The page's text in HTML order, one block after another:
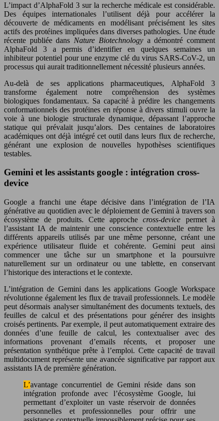
L’impact d’AlphaFold 3 sur la recherche médicale est considérable.
Des équipes internationales l’utilisent déjà pour accélérer la
découverte de médicaments en modélisant précisément les sites
actifs des protéines impliquées dans diverses pathologies. Une étude
récente publiée dans Nature Biotechnologya démontré comment
AlphaFold 3 a permis d’identifier en quelques semaines un
inhibiteur potentiel pour une enzyme clé du virus SARS-CoV-2, un
processus qui aurait traditionnellement nécessité plusieurs années.
Au-delà de ses applications pharmaceutiques, AlphaFold 3
transforme également notre compréhension des systèmes
biologiques fondamentaux. Sa capacité à prédire les changements
conformationnels des protéines en réponse à divers stimuli ouvre la
voie à une biologie structurale dynamique, dépassant l’approche
statique qui prévalait jusqu’alors. Des centaines de laboratoires
académiques ont déjà intégré cet outil dans leurs flux de recherche,
générant une explosion de nouvelles hypothèses scientifiques
testables.
Gemini et les assistants google : intégration cross-
device
Google a franchi une étape décisive dans l’intégration de l’IA
générative au quotidien avec le déploiement de Gemini à travers son
écosystème de produits. Cette approchecross-device permet à
l’assistant IA de maintenir une conscience contextuelle entre les
différents appareils utilisés par une même personne, créant une
expérience utilisateur fluide et cohérente. Gemini peut ainsi
commencer une tâche sur un smartphone et la poursuivre
naturellement sur un ordinateur ou une tablette, en conservant
l’historique des interactions et le contexte.
L’intégration de Gemini dans les applications Google Workspace
révolutionne également les flux de travail professionnels. Le modèle
peut désormais analyser simultanément des documents textuels, des
feuilles de calcul et des présentations pour générer des insights
croisés pertinents. Par exemple, il peut automatiquement extraire des
données d’une feuille de calcul, les contextualiser avec des
informations provenant d’emails récents, et proposer une
présentation synthétique prête à l’emploi. Cette capacité de travail
multidocument représente une avancée significative par rapport aux
assistants IA de première génération.
L’avantage concurrentiel de Gemini réside dans son
intégration profonde avec l’écosystème Google, lui
permettant d’exploiter un vaste réservoir de données
personnelles et professionnelles pour offrir une